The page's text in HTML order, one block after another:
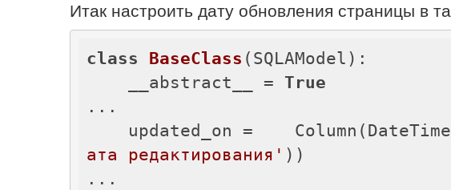
Итак настроить дату обновления страницы в
class BaseClass (SQLAModel) :
    __abstract__ =
True
...
updated_on =
ата редактирования' ))
...